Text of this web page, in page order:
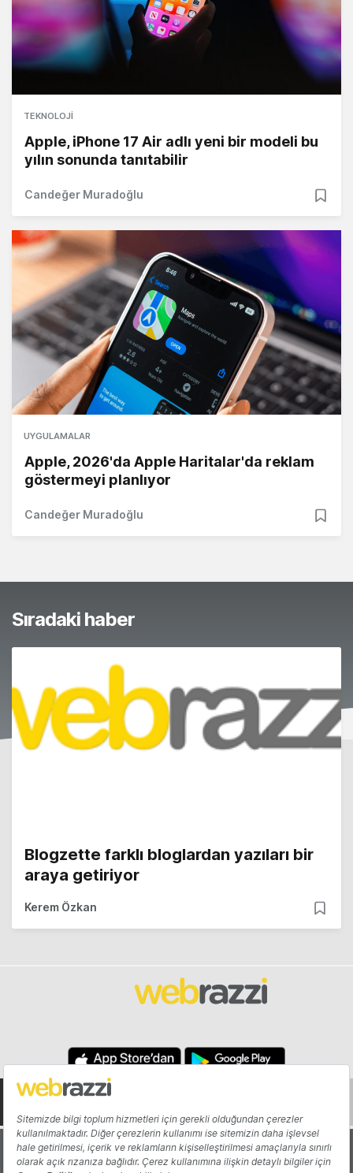
TEKNOLOJI
Apple, iPhone 17 Air adlı yeni bir modeli bu
yılın sonunda tanıtabilir
Candeğer Muradoğlu
UYGULAMALAR
Apple, 2026'da Apple Haritalar'da reklam
göstermeyi planlıyor
Candeğer Muradoğlu
Sıradaki haber
Blogzette farklı bloglardan yazıları bir
araya getiriyor
Kerem Özkan
Hakkında Yazarlar